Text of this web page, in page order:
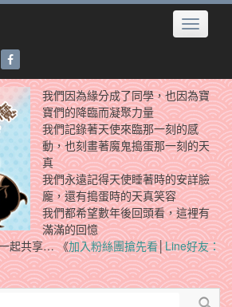
Toggle
我們因為緣分成了同學，也因為寶
寶們的降臨而凝聚力量
我們記錄著天使來臨那一刻的感
動，也刻畫著魔鬼搗蛋那一刻的天
真
我們永遠記得天使睡著時的安詳臉
龐，還有搗蛋時的天真笑容
我們都希望數年後回頭看，這裡有
滿滿的回憶
起共享… 《加入粉絲團搶先看│Line好友：